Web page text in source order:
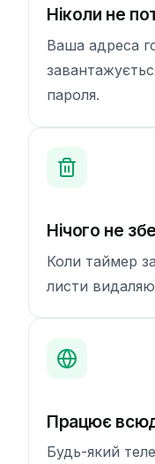
Ніколи не
Ваша адреса
пароля.
Нічого не
Коли таймер
листи
Працює
Будь-який